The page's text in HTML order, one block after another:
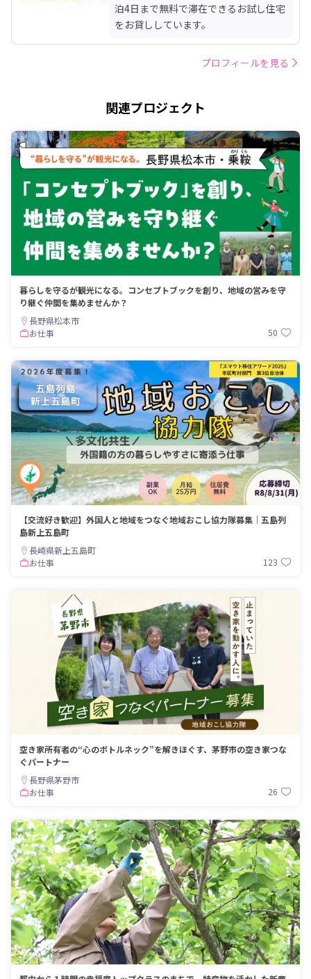
泊4日まで無料で滞在できるお試し住宅
をお貸ししています。
プロフィールを見る
関連プロジェクト
暮らしを守るが観光になる。コンセプトブックを創り、地域の営みを守
り継ぐ仲間を集めませんか？
長野県松本市
お仕事
50
【交流好き歓迎】外国人と地域をつなぐ地域おこし協力隊募集｜五島列
島新上五島町
長崎県新上五島町
お仕事
123
空き家所有者の“心のボトルネック”を解きほぐす、茅野市の空き家つな
ぐパートナー
長野県茅野市
お仕事
26